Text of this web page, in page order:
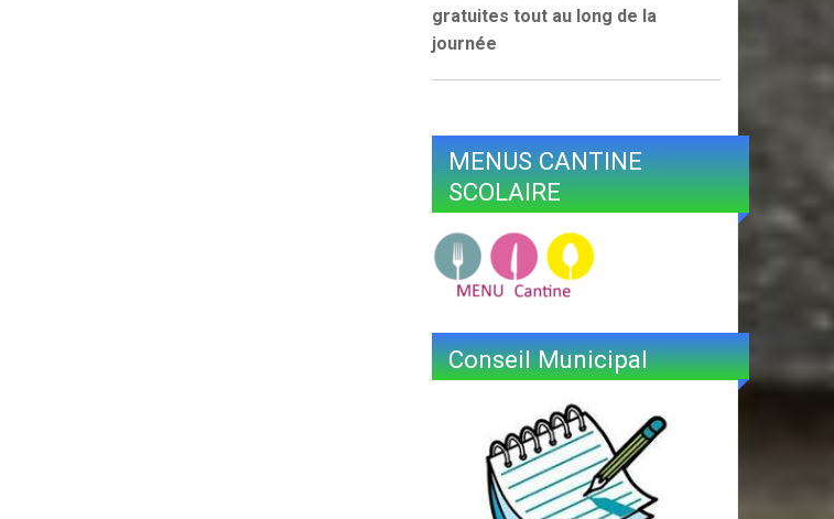
gratuites tout au long de la
journée
MENUS CANTINE
SCOLAIRE
Conseil Municipal